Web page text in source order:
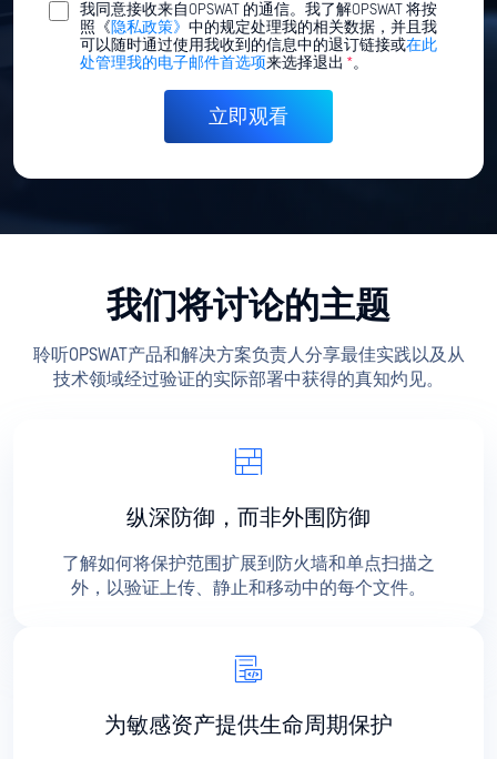
我同意接收来自OPSWAT 的通信。我了解OPSWAT 将按
照《隐私政策》 中的规定处理我的相关数据，并且我
可以随时通过使用我收到的信息中的退订链接或在此
处管理我的电子邮件首选项来选择退出 *。
我们将讨论的主题
聆听OPSWAT产品和解决方案负责人分享最佳实践以及从
技术领域经过验证的实际部署中获得的真知灼见。
纵深防御，而非外围防御
了解如何将保护范围扩展到防火墙和单点扫描之
外，以验证上传、静止和移动中的每个文件。
为敏感资产提供生命周期保护